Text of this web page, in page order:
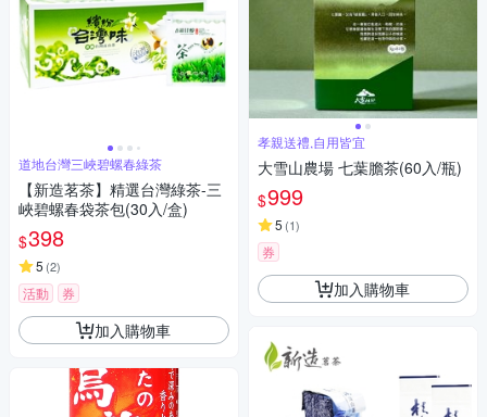
道地台灣三峽碧螺春綠茶
【新造茗茶】精選台灣綠茶-三
峽碧螺春袋茶包(30入/盒)
$398
5 (2)
活動 券
加入購物車
孝親送禮,自用皆宜
大雪山農場 七葉膽茶(60入/瓶)
$999
5 (1)
券
加入購物車